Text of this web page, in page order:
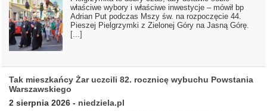
właściwe wybory i właściwe inwestycje – mówił bp
Adrian Put podczas Mszy św. na rozpoczęcie 44.
Pieszej Pielgrzymki z Zielonej Góry na Jasną Górę.
[...]
Tak mieszkańcy Żar uczcili 82. rocznicę wybuchu Powstania
Warszawskiego
2 sierpnia 2026 - niedziela.pl